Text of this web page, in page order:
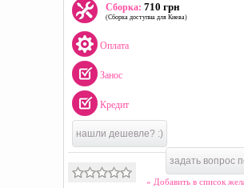
Сборка: 710 грн
(Сборка доступна для Киева)
Оплата
Занос
Кредит
нашли дешевле? :)
задать вопрос
» Добавить в список